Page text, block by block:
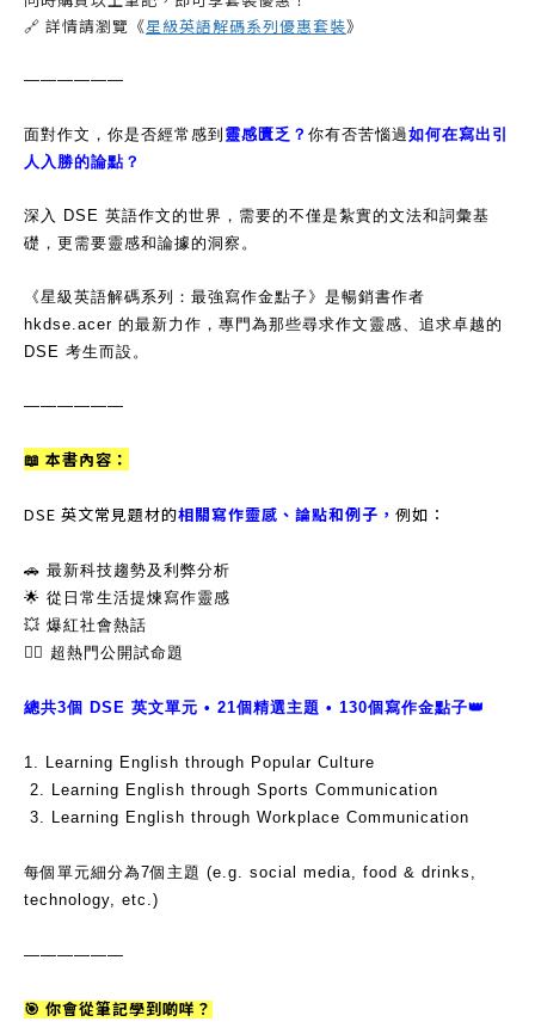
🔗 詳情請瀏覽《星級英語解碼系列優惠套裝》
——————
面對作文，你是否經常感到 靈感匱乏？ 你有否苦惱過如何在寫出引
人入勝的論點？
深入 DSE 英語作文的世界，需要的不僅是紮實的文法和詞彙基
礎，更需要靈感和論據的洞察。
《星級英語解碼系列：最強寫作金點子》是暢銷書作者
hkdse.acer 的最新力作，專門為那些尋求作文靈感、追求卓越的
DSE 考生而設。
——————
📖 本書內容：
DSE 英文常見題材的相關寫作靈感、論點和例子， 例如：
🚗 最新科技趨勢及利弊分析
🌟 從日常生活提煉寫作靈感
💥 爆紅社會熱話
✍🏻 超熱門公開試命題
總共3個 DSE 英文單元 • 21個精選主題 • 130個寫作金點子👑
1. Learning English through Popular Culture
2. Learning English through Sports Communication
3. Learning English through Workplace Communication
每個單元細分為7個主題 (e.g. social media, food & drinks,
technology, etc.)
——————
🎯 你會從筆記學到啲咩？